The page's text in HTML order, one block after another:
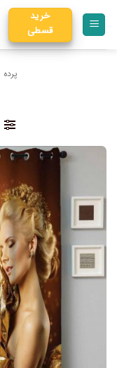
خرید
قسطی
پرده